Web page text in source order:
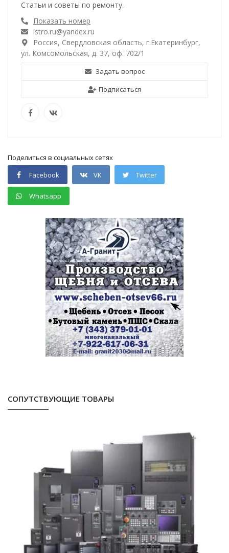
Статьи и советы по ремонту.
Показать номер
istro.ru@yandex.ru
Россия, Свердловская область, г.Екатеринбург,
ул. Комсомольская, д. 37, оф. 702/1
Задать вопрос
Подписаться
Поделиться в социальных сетях
Facebook
VK Twitter
Whatsapp
СОПУТСТВУЮЩИЕ ТОВАРЫ